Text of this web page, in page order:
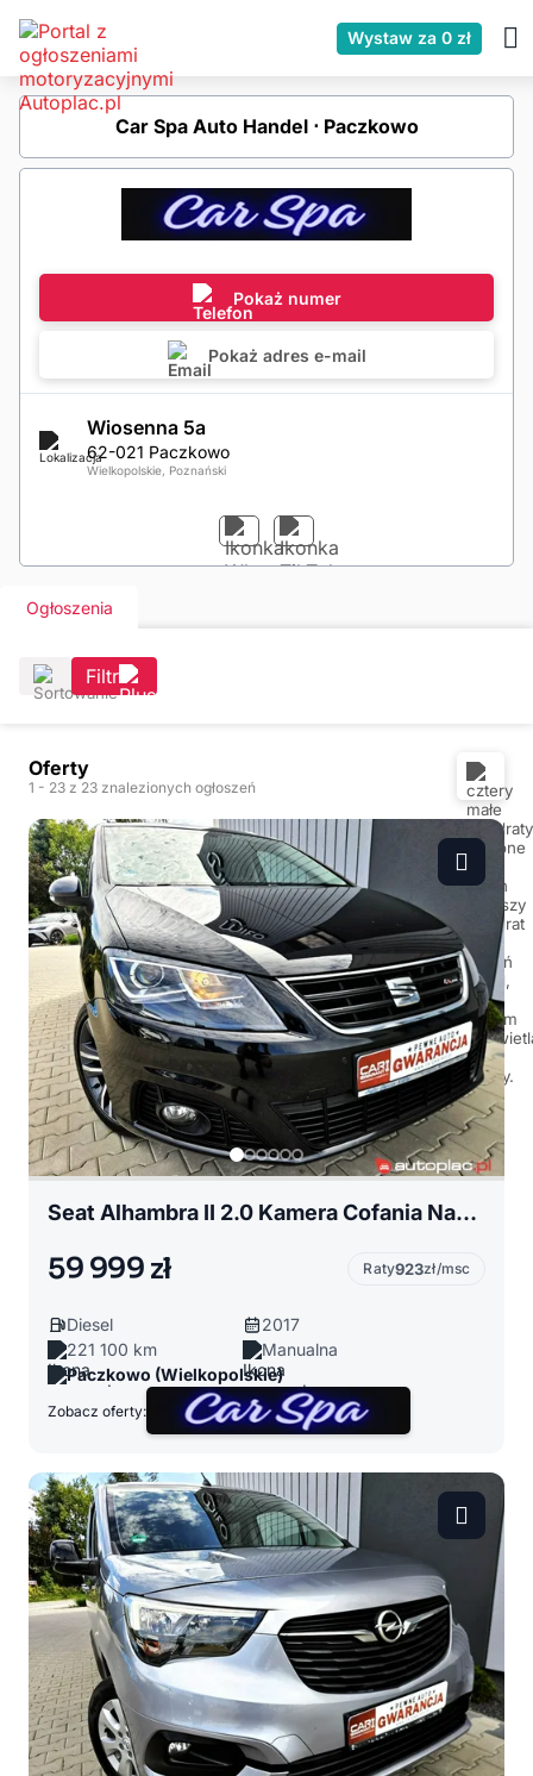
Wystaw za 0 zł
Car Spa Auto Handel ⋅ Paczkowo
Pokaż numer
Pokaż adres e-mail
Wiosenna 5a
62-021 Paczkowo
Wielkopolskie, Poznański
Ogłoszenia
Filtr
Oferty
1 - 23 z 23 znalezionych ogłoszeń
Seat Alhambra II 2.0 Kamera Cofania Navi Pół Skóry LED Pakiet FR z Niemiec Top Stan!!!
59 999 zł Raty923zł/msc
Diesel
2017
221 100 km
Manualna
Paczkowo (Wielkopolskie)
Zobacz oferty: